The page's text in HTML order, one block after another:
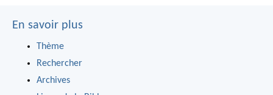
En savoir plus
Thème
Rechercher
Archives